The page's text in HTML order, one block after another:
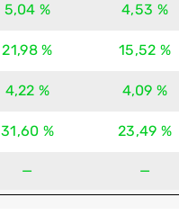
5,04 % 4,53 %
21,98 % 15,52 %
4,22 % 4,09 %
31,60 % 23,49 %
— —